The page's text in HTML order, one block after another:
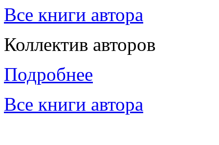
Все книги автора
Коллектив авторов
Подробнее
Все книги автора